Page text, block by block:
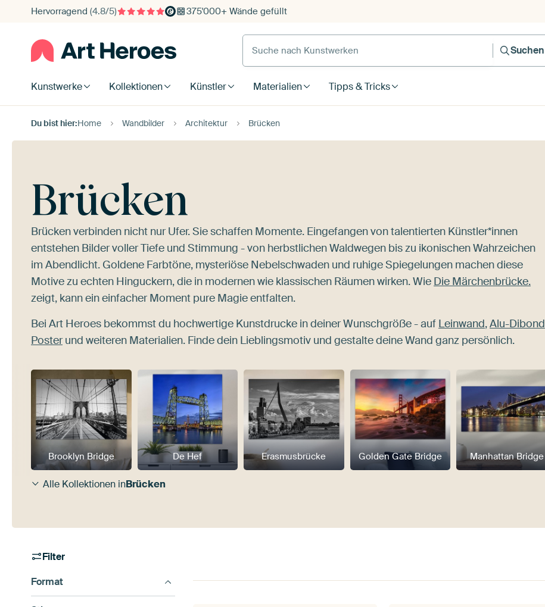
Hervorragend (4.8/5) 375'000+ Wände gefüllt
Suche nach Kunstwerken
Suchen
Kunstwerke Kollektionen Künstler Materialien Tipps & Tricks
Du bist hier:Home Wandbilder Architektur Brücken
Brücken
Brücken verbinden nicht nur Ufer. Sie schaffen Momente. Eingefangen von talentierten Künstler*innen
entstehen Bilder voller Tiefe und Stimmung - von herbstlichen Waldwegen bis zu ikonischen Wahrzeichen
im Abendlicht. Goldene Farbtöne, mysteriöse Nebelschwaden und ruhige Spiegelungen machen diese
Motive zu echten Hinguckern, die in modernen wie klassischen Räumen wirken. Wie Die Märchenbrücke.
zeigt, kann ein einfacher Moment pure Magie entfalten.
Bei Art Heroes bekommst du hochwertige Kunstdrucke in deiner Wunschgröße - auf Leinwand,Alu-Dibond
Posterund weiteren Materialien. Finde dein Lieblingsmotiv und gestalte deine Wand ganz persönlich.
Brooklyn Bridge De Hef Erasmusbrücke Golden Gate Bridge Manhattan Bridge
Alle Kollektionen inBrücken
Filter
Format